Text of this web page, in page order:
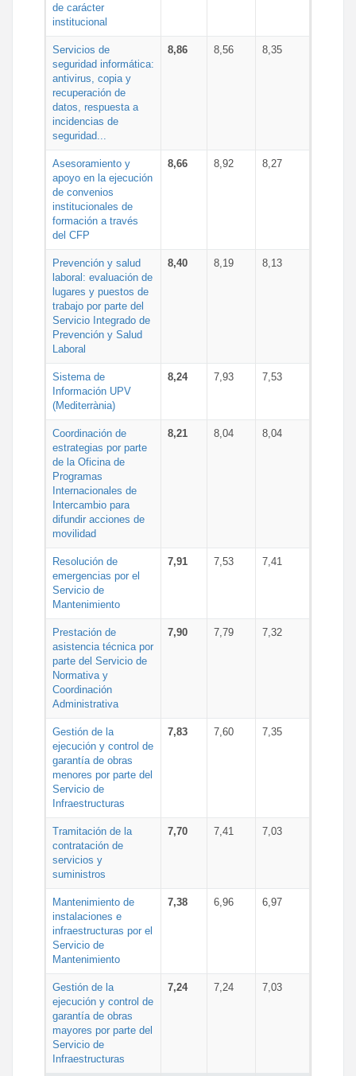
de carácter
institucional
Servicios de
seguridad informática:
antivirus, copia y
recuperación de
datos, respuesta a
incidencias de
seguridad...
8,86 8,56 8,35
Asesoramiento y
apoyo en la ejecución
de convenios
institucionales de
formación a través
del CFP
8,66 8,92 8,27
Prevención y salud
laboral: evaluación de
lugares y puestos de
trabajo por parte del
Servicio Integrado de
Prevención y Salud
Laboral
8,40 8,19 8,13
Sistema de
Información UPV
(Mediterrània)
8,24 7,93 7,53
Coordinación de
estrategias por parte
de la Oficina de
Programas
Internacionales de
Intercambio para
difundir acciones de
movilidad
8,21 8,04 8,04
Resolución de
emergencias por el
Servicio de
Mantenimiento
7,91 7,53 7,41
Prestación de
asistencia técnica por
parte del Servicio de
Normativa y
Coordinación
Administrativa
7,90 7,79 7,32
Gestión de la
ejecución y control de
garantía de obras
menores por parte del
Servicio de
Infraestructuras
7,83 7,60 7,35
Tramitación de la
contratación de
servicios y
suministros
7,70 7,41 7,03
Mantenimiento de
instalaciones e
infraestructuras por el
Servicio de
Mantenimiento
7,38 6,96 6,97
Gestión de la
ejecución y control de
garantía de obras
mayores por parte del
Servicio de
Infraestructuras
7,24 7,24 7,03